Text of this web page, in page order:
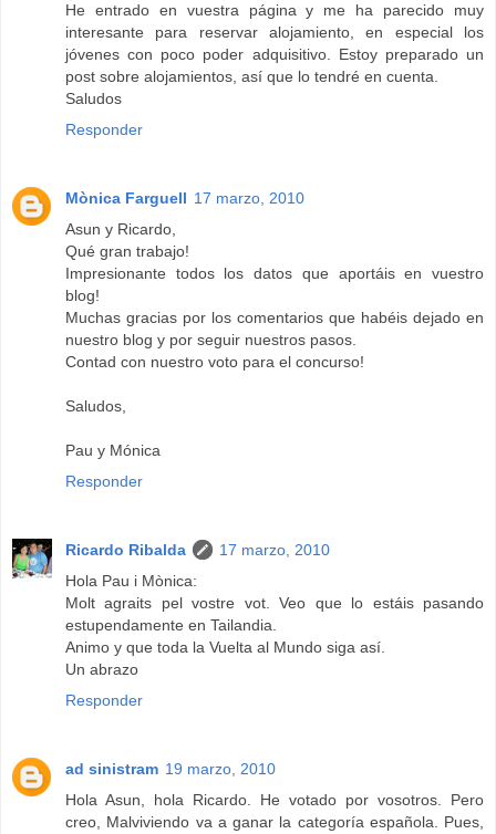
He entrado en vuestra página y me ha parecido muy
interesante para reservar alojamiento, en especial los
jóvenes con poco poder adquisitivo. Estoy preparado un
post sobre alojamientos, así que lo tendré en cuenta.
Saludos
Responder
Mònica Farguell 17 marzo, 2010
Asun y Ricardo,
Qué gran trabajo!
Impresionante todos los datos que aportáis en vuestro
blog!
Muchas gracias por los comentarios que habéis dejado en
nuestro blog y por seguir nuestros pasos.
Contad con nuestro voto para el concurso!
Saludos,
Pau y Mónica
Responder
Ricardo Ribalda
17 marzo, 2010
Hola Pau i Mònica:
Molt agraits pel vostre vot. Veo que lo estáis pasando
estupendamente en Tailandia.
Animo y que toda la Vuelta al Mundo siga así.
Un abrazo
Responder
ad sinistram 19 marzo, 2010
Hola Asun, hola Ricardo. He votado por vosotros. Pero
creo, Malviviendo va a ganar la categoría española. Pues,